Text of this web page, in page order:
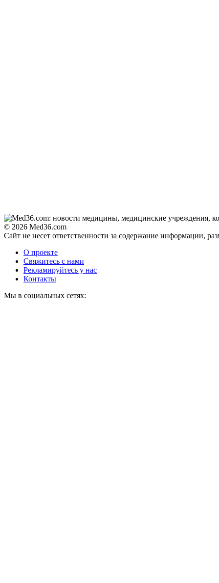
© 2026 Med36.com
Сайт не несет ответственности за содержание информации,
О проекте
Свяжитесь с нами
Рекламируйтесь у нас
Контакты
Мы в социальных сетях: